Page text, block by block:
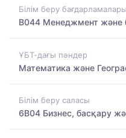
Білім беру
B044 Менеджмент және
ҰБТ-дағы пәндер
Математика және
Білім беру саласы
6B04 Бизнес, басқару